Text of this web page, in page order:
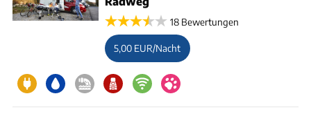
18 Bewertungen
5,00 EUR/Nacht